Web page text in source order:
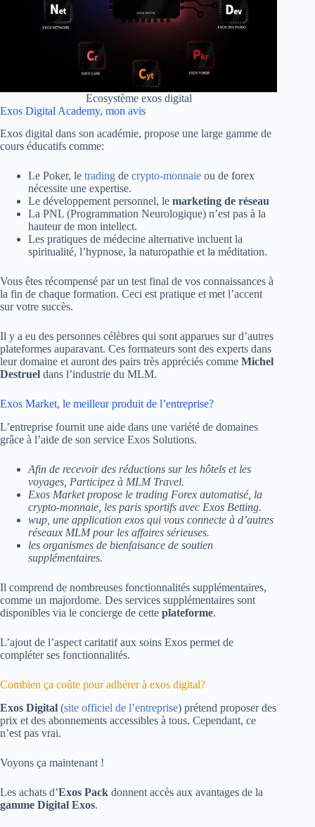
Ecosystème exos digital
Exos Digital Academy, mon avis
Exos digital dans son académie, propose une large gamme de
cours éducatifs comme:
Le Poker, le trading de crypto-monnaie ou de forex
nécessite une expertise.
Le développement personnel, le marketing de réseau
La PNL (Programmation Neurologique) n’est pas à la
hauteur de mon intellect.
Les pratiques de médecine alternative incluent la
spiritualité, l’hypnose, la naturopathie et la méditation.
Vous êtes récompensé par un test final de vos connaissances à
la fin de chaque formation. Ceci est pratique et met l’accent
sur votre succès.
Il y a eu des personnes célèbres qui sont apparues sur d’autres
plateformes auparavant. Ces formateurs sont des experts dans
leur domaine et auront des pairs très appréciés comme Michel
Destruel dans l’industrie du MLM.
Exos Market, le meilleur produit de l’entreprise?
L’entreprise fournit une aide dans une variété de domaines
grâce à l’aide de son service Exos Solutions.
Afin de recevoir des réductions sur les hôtels et les
voyages, Participez à MLM Travel.
Exos Market propose le trading Forex automatisé, la
crypto-monnaie, les paris sportifs avec Exos Betting.
wup, une application exos qui vous connecte à d’autres
réseaux MLM pour les affaires sérieuses.
les organismes de bienfaisance de soutien
supplémentaires.
Il comprend de nombreuses fonctionnalités supplémentaires,
comme un majordome. Des services supplémentaires sont
disponibles via le concierge de cette plateforme.
L’ajout de l’aspect caritatif aux soins Exos permet de
compléter ses fonctionnalités.
Combien ça coûte pour adhérer à exos digital?
Exos Digital (site officiel de l’entreprise) prétend proposer des
prix et des abonnements accessibles à tous. Cependant, ce
n’est pas vrai.
Voyons ça maintenant !
Les achats d’Exos Pack donnent accès aux avantages de la
gamme Digital Exos.